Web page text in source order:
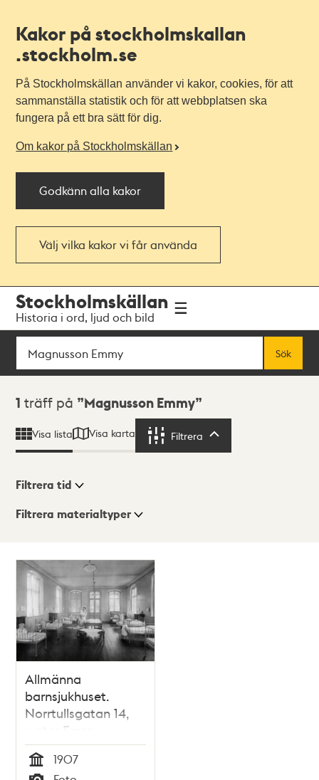
Kakor på stockholmskallan
.stockholm.se
På Stockholmskällan använder vi kakor, cookies, för att
sammanställa statistik och för att webbplatsen ska
fungera på ett bra sätt för dig.
Om kakor på Stockholmskällan
Godkänn alla kakor
Välj vilka kakor vi får använda
navigationen
huvudinnehållet
Stockholmskällan
Historia i ord, ljud och bild
Sök
Sök
Sökresultat
1 träff på Magnusson Emmy
Visa lista Visa karta Filtrera
Visningsläge
Lista
Karta
Filtrera tid
Filtrera materialtyper
träffar
Allmänna
barnsjukhuset.
Norrtullsgatan 14,
syster Emmy
Magnusson
Tid
1907